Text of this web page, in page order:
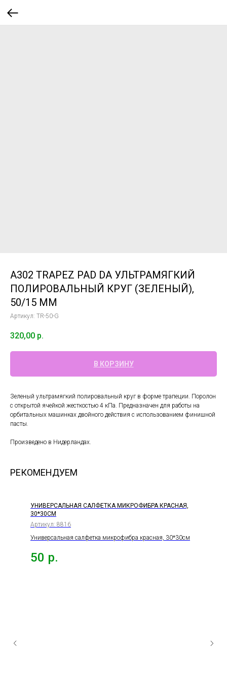
A302 TRAPEZ PAD DA УЛЬТРАМЯГКИЙ
ПОЛИРОВАЛЬНЫЙ КРУГ (ЗЕЛЕНЫЙ),
50/15 ММ
Артикул: TR-50-G
320,00 р.
В КОРЗИНУ
Зеленый ультрамягкий полировальный круг в форме трапеции. Поролон
с открытой ячейкой жесткостью 4 кПа. Предназначен для работы на
орбитальных машинках двойного действия с использованием финишной
пасты.
Произведено в Нидерландах.
РЕКОМЕНДУЕМ
УНИВЕРСАЛЬНАЯ САЛФЕТКА МИКРОФИБРА КРАСНАЯ,
30*30СМ
Артикул: 8816
Универсальная салфетка микрофибра красная, 30*30см
50 р.